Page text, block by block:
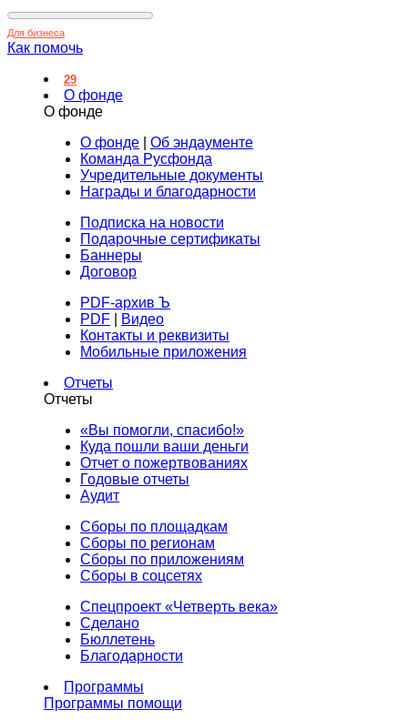
Для бизнеса
Как помочь
29
О фонде
О фонде
О фонде
Об эндаументе
Команда Русфонда
Учредительные документы
Награды и благодарности
Подписка на новости
Подарочные сертификаты
Баннеры
Договор
PDF-архив Ъ
PDF
Видео
Контакты и реквизиты
Мобильные приложения
Отчеты
Отчеты
«Вы помогли, спасибо!»
Куда пошли ваши деньги
Отчет о пожертвованиях
Годовые отчеты
Аудит
Сборы по площадкам
Сборы по регионам
Сборы по приложениям
Сборы в соцсетях
Спецпроект «Четверть века»
Сделано
Бюллетень
Благодарности
Программы
Программы помощи